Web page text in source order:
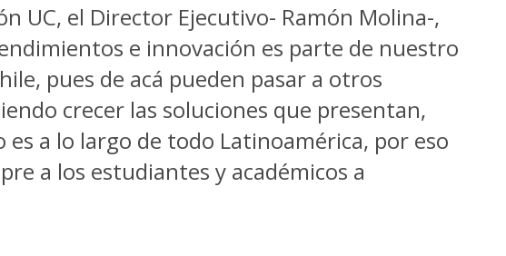
UC, el Director Ejecutivo- Ramón Molina-,
e innovación es parte de nuestro
pues de acá pueden pasar a otros
crecer las soluciones que presentan,
a lo largo de todo Latinoamérica, por eso
a los estudiantes y académicos a